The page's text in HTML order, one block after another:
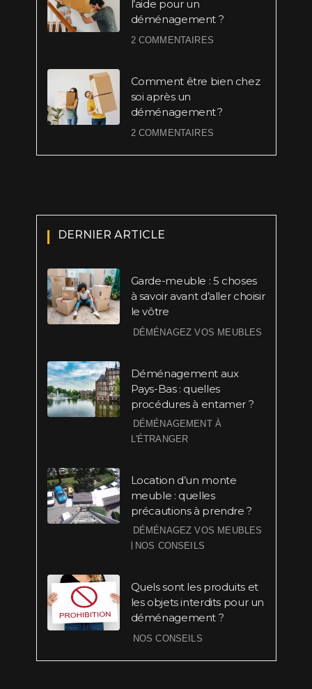
l’aide pour un
déménagement ?
2 COMMENTAIRES
Comment être bien chez
soi après un
déménagement ?
2 COMMENTAIRES
DERNIER ARTICLE
Garde-meuble : 5 choses
à savoir avant d’aller choisir
le vôtre
DÉMÉNAGEZ VOS MEUBLES
Déménagement aux
Pays-Bas : quelles
procédures à entamer ?
DÉMÉNAGEMENT À
L'ÉTRANGER
Location d’un monte
meuble : quelles
précautions à prendre ?
DÉMÉNAGEZ VOS MEUBLES
| NOS CONSEILS
Quels sont les produits et
les objets interdits pour un
déménagement ?
NOS CONSEILS